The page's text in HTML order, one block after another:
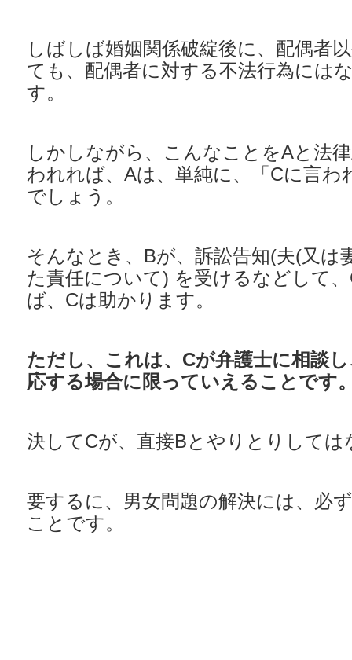
しばしば婚姻関係破綻後に、配偶者
ても、配偶者に対する不法行為には
す。
しかしながら、こんなことをAと法
われれば、Aは、単純に、「Cに言わ
でしょう。
そんなとき、Bが、訴訟告知(夫(又は
た責任について) を受けるなどして
ば、Cは助かります。
ただし、これは、Cが弁護士に相談
応する場合に限っていえることです
決してCが、直接Bとやりとりしては
要するに、男女問題の解決には、必
ことです。